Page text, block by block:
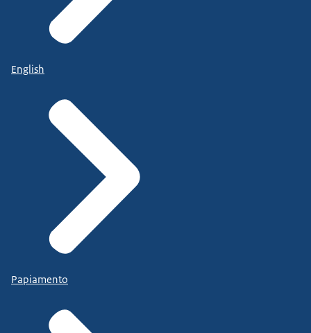
English
Papiamento